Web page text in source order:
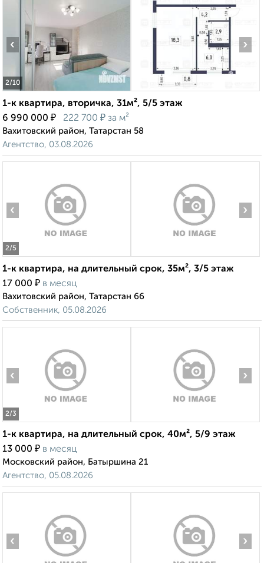
2/10
‹ ›
1-к квартира, вторичка, 31м², 5/5 этаж
6 990 000 ₽ 222 700 ₽ за м²
Вахитовский район, Татарстан 58
Агентство, 03.08.2026
2/5
‹ ›
1-к квартира, на длительный срок, 35м², 3/5 этаж
17 000 ₽ в месяц
Вахитовский район, Татарстан 66
Собственник, 05.08.2026
2/3
‹ ›
1-к квартира, на длительный срок, 40м², 5/9 этаж
13 000 ₽ в месяц
Московский район, Батыршина 21
Агентство, 05.08.2026
‹ ›